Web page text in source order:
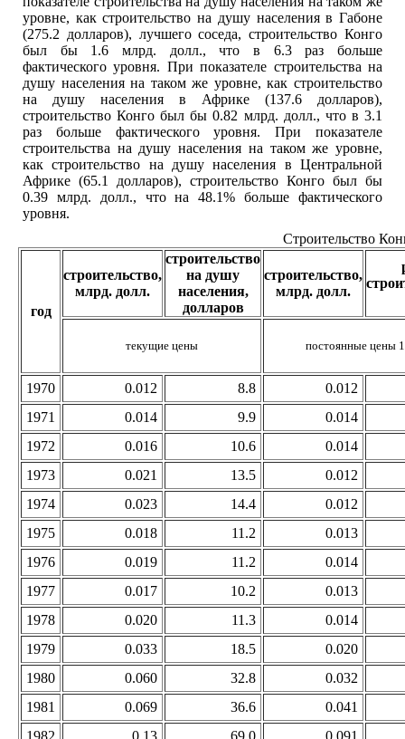
уровне, как строительство на душу населения в Габоне
(275.2 долларов), лучшего соседа, строительство Конго
был бы 1.6 млрд. долл., что в 6.3 раз больше
фактического уровня. При показателе строительства на
душу населения на таком же уровне, как строительство
на душу населения в Африке (137.6 долларов),
строительство Конго был бы 0.82 млрд. долл., что в 3.1
раз больше фактического уровня. При показателе
строительства на душу населения на таком же уровне,
как строительство на душу населения в Центральной
Африке (65.1 долларов), строительство Конго был бы
0.39 млрд. долл., что на 48.1% больше фактического
уровня.
Строительство
год
строительство,
млрд. долл.
строительство
на душу
населения,
долларов
строительство,
млрд. долл.
текущие цены постоянные цены
1970 0.012 8.8
0.012
1971
0.014 9.9
0.014
1972
0.016 10.6
0.014
1973
0.021 13.5
0.012
1974
0.023 14.4
0.012
1975
0.018 11.2
0.013
1976
0.019 11.2
0.014
1977
0.017 10.2
0.013
1978
0.020 11.3
0.014
1979
0.033 18.5
0.020
1980
0.060 32.8
0.032
1981
0.069 36.6
0.041